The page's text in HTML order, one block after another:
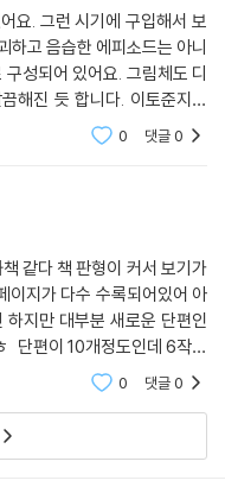
요. 그런 시기에 구입해서 보
하고 음습한 에피소드는 아니
성되어 있어요. 그림체도 디
해진 듯 합니다. 이토준지의
고나서 돈 아깝다는 생각은
0 댓글0
같다 책 판형이 커서 보기가
단편이 10개정도인데 6작품
0 댓글0